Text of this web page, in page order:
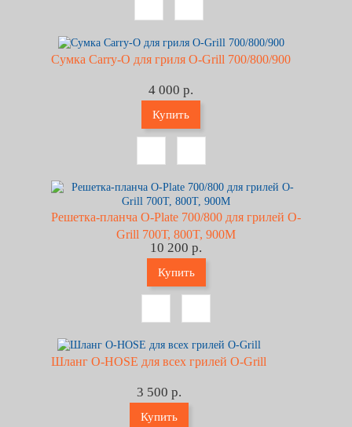
Сумка Carry-O для гриля O-Grill 700/800/900
4 000 р.
Купить
Решетка-планча O-Plate 700/800 для грилей O-
Grill 700Т, 800T, 900M
10 200 р.
Купить
Шланг O-HOSE для всех грилей O-Grill
3 500 р.
Купить